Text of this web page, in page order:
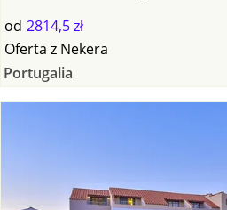
od 2814,5 zł
Oferta z Nekera
Portugalia